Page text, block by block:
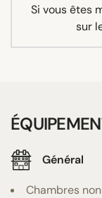
Si vous êtes
sur
Général
Chambres